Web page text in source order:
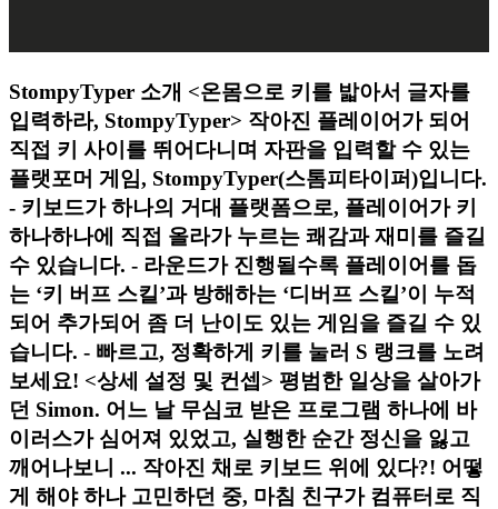
StompyTyper 소개 <온몸으로 키를 밟아서 글자를
입력하라, StompyTyper> 작아진 플레이어가 되어
직접 키 사이를 뛰어다니며 자판을 입력할 수 있는
플랫포머 게임, StompyTyper(스톰피타이퍼)입니다.
- 키보드가 하나의 거대 플랫폼으로, 플레이어가 키
하나하나에 직접 올라가 누르는 쾌감과 재미를 즐길
수 있습니다. - 라운드가 진행될수록 플레이어를 돕
는 ‘키 버프 스킬’과 방해하는 ‘디버프 스킬’이 누적
되어 추가되어 좀 더 난이도 있는 게임을 즐길 수 있
습니다. - 빠르고, 정확하게 키를 눌러 S 랭크를 노려
보세요! <상세 설정 및 컨셉> 평범한 일상을 살아가
던 Simon. 어느 날 무심코 받은 프로그램 하나에 바
이러스가 심어져 있었고, 실행한 순간 정신을 잃고
깨어나보니 ... 작아진 채로 키보드 위에 있다?! 어떻
게 해야 하나 고민하던 중, 마침 친구가 컴퓨터로 직